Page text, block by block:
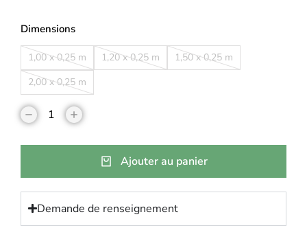
Dimensions
1,00 x 0,25 m 1,20 x 0,25 m
1,50 x 0,25 m
2,00 x 0,25 m
Ajouter au panier
Demande de renseignement